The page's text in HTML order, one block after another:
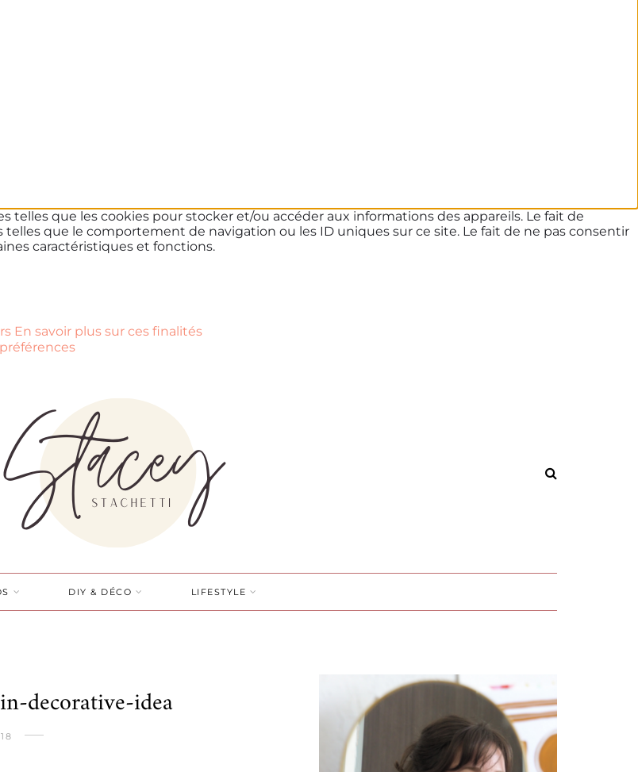
telles que les cookies pour stocker et/ou accéder aux informations des appareils. Le fait de
que le comportement de navigation ou les ID uniques sur ce site. Le fait de ne pas consentir
caractéristiques et fonctions.
En savoir plus sur ces finalités
DIY & DÉCO LIFESTYLE
decorative-idea